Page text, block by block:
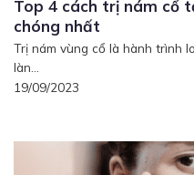
Top 4 cách trị nám cổ
chóng nhất
Trị nám vùng cổ là hành trình
làn...
19/09/2023